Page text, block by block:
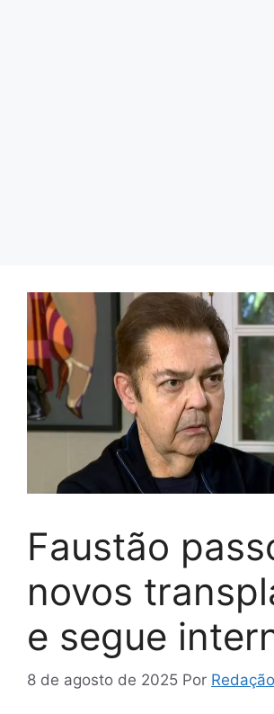
Faustão
novos
e segue
8 de agosto de 2025 Por